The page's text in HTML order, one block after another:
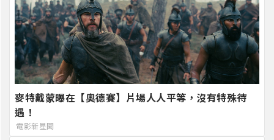
麥特戴蒙曝在【奧德賽】片場人人平等，沒有特殊待
遇！
電影新星聞